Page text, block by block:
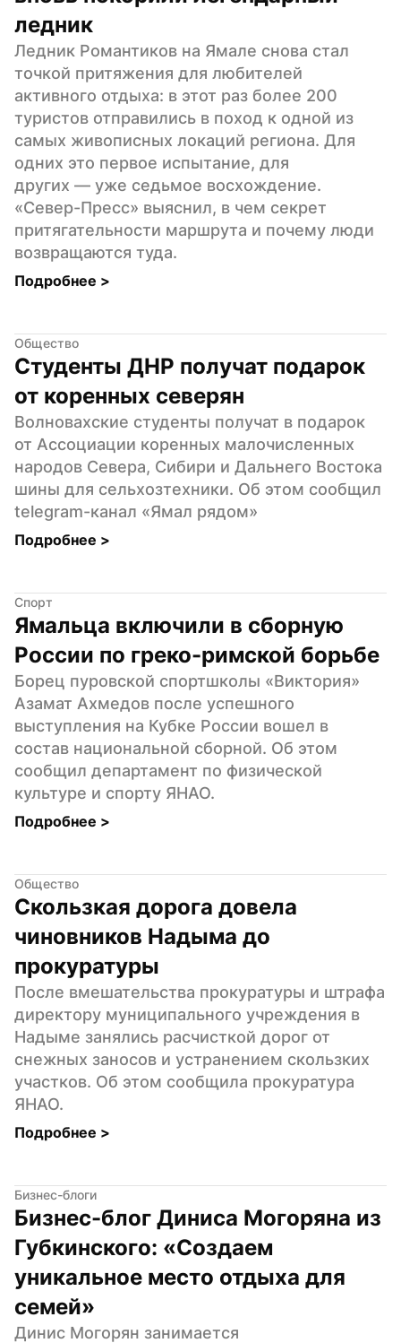
ледник
Ледник Романтиков на Ямале снова стал
точкой притяжения для любителей
активного отдыха: в этот раз более 200
туристов отправились в поход к одной из
самых живописных локаций региона. Для
одних это первое испытание, для
других — уже седьмое восхождение.
«Север-Пресс» выяснил, в чем секрет
притягательности маршрута и почему люди
возвращаются туда.
Подробнее >
Общество
Студенты ДНР получат подарок
от коренных северян
Волновахские студенты получат в подарок
от Ассоциации коренных малочисленных
народов Севера, Сибири и Дальнего Востока
шины для сельхозтехники. Об этом сообщил
telegram-канал «Ямал рядом»
Подробнее >
Спорт
Ямальца включили в сборную
России по греко-римской борьбе
Борец пуровской спортшколы «Виктория»
Азамат Ахмедов после успешного
выступления на Кубке России вошел в
состав национальной сборной. Об этом
сообщил департамент по физической
культуре и спорту ЯНАО.
Подробнее >
Общество
Скользкая дорога довела
чиновников Надыма до
прокуратуры
После вмешательства прокуратуры и штрафа
директору муниципального учреждения в
Надыме занялись расчисткой дорог от
снежных заносов и устранением скользких
участков. Об этом сообщила прокуратура
ЯНАО.
Подробнее >
Бизнес-блоги
Бизнес-блог Диниса Могоряна из
Губкинского: «Создаем
уникальное место отдыха для
семей»
Динис Могорян занимается